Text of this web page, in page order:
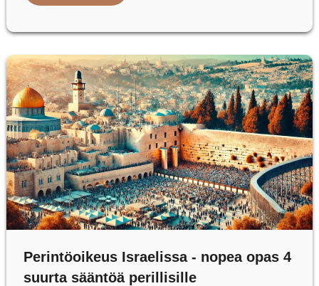
LOS
Perintöoikeus Israelissa - nopea opas 4
suurta sääntöä perillisille